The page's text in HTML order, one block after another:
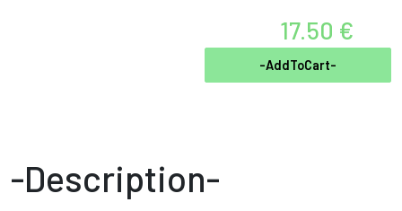
17.50 €
-AddToCart-
-Description-